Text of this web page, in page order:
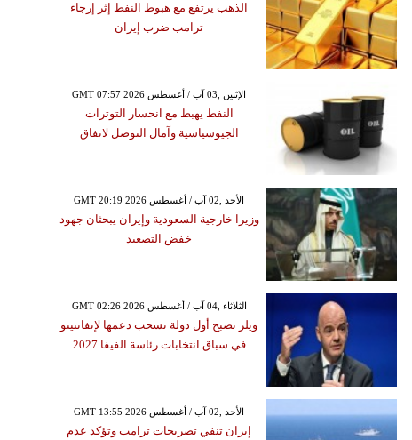
الذهب يرتفع مع هبوط النفط إثر إرجاء
ترامب ضرب إيران
GMT 07:57 2026 الإثنين ,03 آب / أغسطس
النفط يهبط مع انحسار التوترات
الجيوسياسية وآمال التوصل لاتفاق
GMT 20:19 2026 الأحد ,02 آب / أغسطس
وزيرا خارجية السعودية وإيران يبحثان جهود
خفض التصعيد
GMT 02:26 2026 الثلاثاء ,04 آب / أغسطس
ويلز تصبح أول دولة تسحب دعمها لإنفانتينو
في سباق انتخابات رئاسة الفيفا 2027
GMT 13:55 2026 الأحد ,02 آب / أغسطس
إيران تنفي تصريحات ترامب وتؤكد عدم